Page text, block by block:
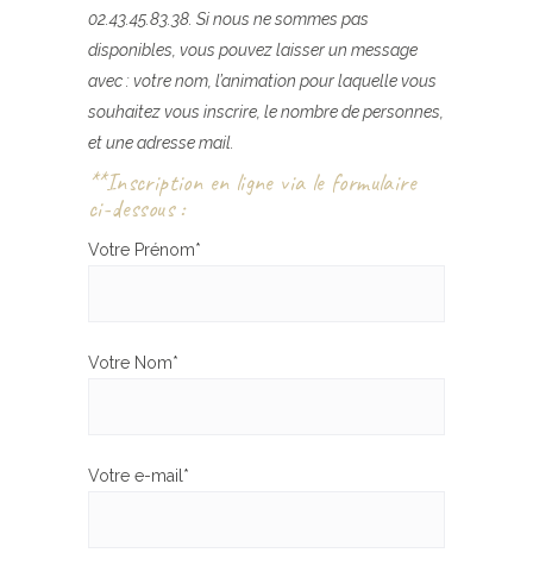
02.43.45.83.38. Si nous ne sommes pas
disponibles, vous pouvez laisser un message
avec : votre nom, l’animation pour laquelle vous
souhaitez vous inscrire, le nombre de personnes,
et une adresse mail.
**Inscription en ligne via le formulaire
ci-dessous :
Votre Prénom*
Votre Nom*
Votre e-mail*